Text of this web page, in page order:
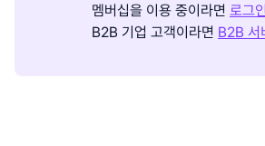
멤버십을 이용 중이라면 로그
B2B 기업 고객이라면 B2B 서